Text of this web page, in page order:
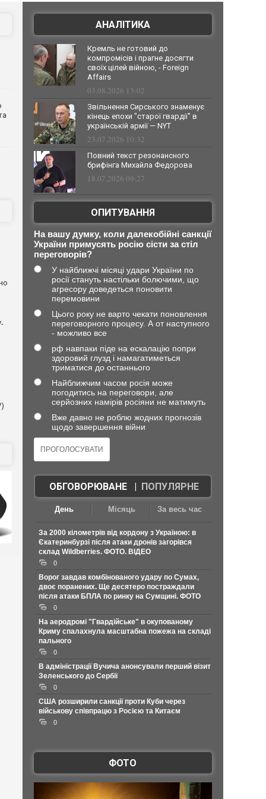
АНАЛІТИКА
Кремль не готовий до
компромісів і прагне досягти
своїх цілей війною, - Foreign
Affairs
03.08.2026 13:02
Звільнення Сирського знаменує
кінець епохи "старої гвардії" в
українській армії — NYT
23.07.2026 10:32
Повний текст резонансного
брифінга Михайла Федорова
18.07.2026 09:27
ОПИТУВАННЯ
На вашу думку, коли далекобійні санкції
України примусять росію сісти за стіл
переговорів?
У найближчі місяці удари України по
росії стануть настільки болючими, що
агресору доведеться поновити
перемовини
Цього року не варто чекати поновлення
переговорного процесу. А от наступного
- можливо все
рф навпаки піде на ескалацію попри
здоровий глузд і намагатиметься
триматися до останнього
Найближчим часом росія може
погодитись на переговори, але
серйозних намірів росіяни не матимуть
Вже давно не роблю жодних прогнозів
щодо завершення війни
ОБГОВОРЮВАНЕ| ПОПУЛЯРНЕ
День Місяць За весь час
За 2000 кілометрів від кордону з Україною: в
Єкатеринбурзі після атаки дронів загорівся
склад Wildberries. ФОТО. ВІДЕО
0
Ворог завдав комбінованого удару по Сумах,
двоє поранених. Ще десятеро постраждали
після атаки БПЛА по ринку на Сумщині. ФОТО
0
На аеродромі "Гвардійське" в окупованому
Криму спалахнула масштабна пожежа на складі
пального
0
В адміністрації Вучича анонсували перший візит
Зеленського до Сербії
0
США розширили санкції проти Куби через
військову співпрацю з Росією та Китаєм
0
ФОТО